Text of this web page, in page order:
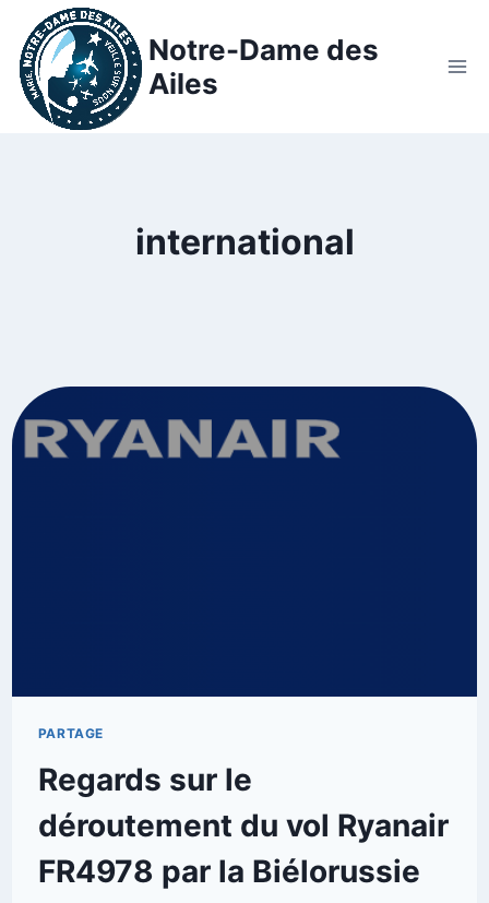
Notre-Dame des
Ailes
international
PARTAGE
Regards sur le
déroutement du vol Ryanair
FR4978 par la Biélorussie